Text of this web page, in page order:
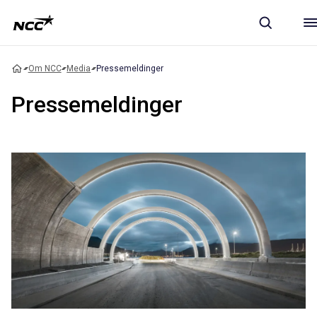
Om NCC Media Pressemeldinger
Pressemeldinger